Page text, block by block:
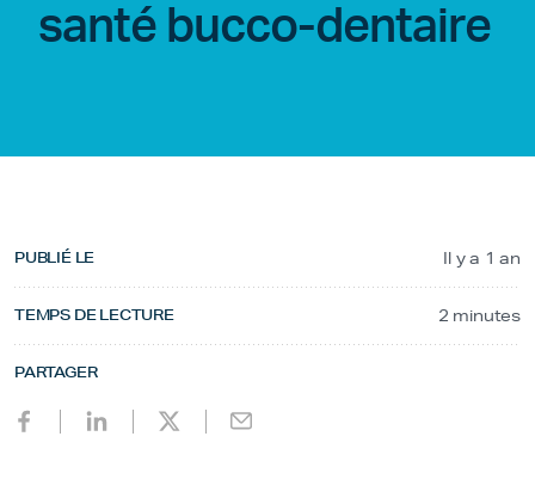
santé bucco-dentaire
PUBLIÉ LE Il y a 1 an
TEMPS DE LECTURE 2 minutes
PARTAGER